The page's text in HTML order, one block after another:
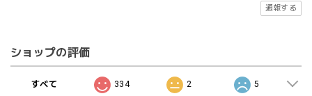
通報する
ショップの評価
すべて 334 2 5